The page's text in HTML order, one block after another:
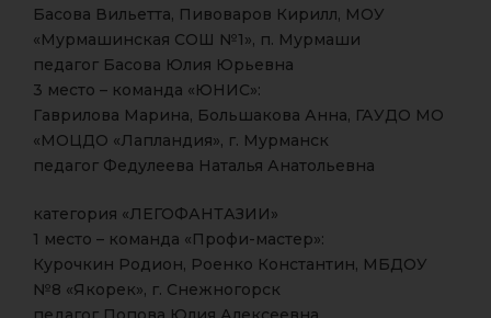
Басова Вильетта, Пивоваров Кирилл, МОУ
«Мурмашинская СОШ №1», п. Мурмаши
педагог Басова Юлия Юрьевна
3 место – команда «ЮНИС»:
Гаврилова Марина, Большакова Анна, ГАУДО МО
«МОЦДО «Лапландия», г. Мурманск
педагог Федулеева Наталья Анатольевна
категория «ЛЕГОФАНТАЗИИ»
1 место – команда «Профи-мастер»:
Курочкин Родион, Роенко Константин, МБДОУ
№8 «Якорек», г. Снежногорск